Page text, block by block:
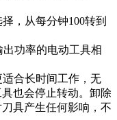
，从每分钟100转到
功率的电动工具相
合长时间工作，无
也会停止转动。卸除
具产生任何影响，不